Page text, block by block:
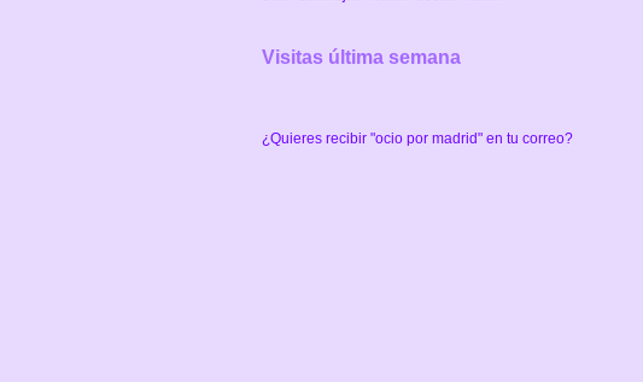
Visitas última semana
¿Quieres recibir "ocio por madrid" en tu correo?